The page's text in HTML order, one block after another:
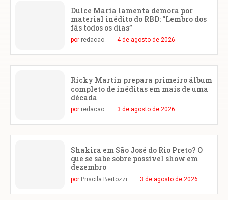
Dulce María lamenta demora por
material inédito do RBD: “Lembro dos
fãs todos os dias”
por redacao 4 de agosto de 2026
Ricky Martin prepara primeiro álbum
completo de inéditas em mais de uma
década
por redacao 3 de agosto de 2026
Shakira em São José do Rio Preto? O
que se sabe sobre possível show em
dezembro
por Priscila Bertozzi 3 de agosto de 2026